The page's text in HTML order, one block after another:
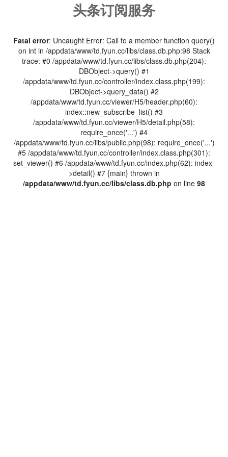
头条订阅服务
Fatal error: Uncaught Error: Call to a member function query()
on int in /appdata/www/td.fyun.cc/libs/class.db.php:98 Stack
trace: #0 /appdata/www/td.fyun.cc/libs/class.db.php(204):
DBObject->query() #1
/appdata/www/td.fyun.cc/controller/index.class.php(199):
DBObject->query_data() #2
/appdata/www/td.fyun.cc/viewer/H5/header.php(60):
index::new_subscribe_list() #3
/appdata/www/td.fyun.cc/viewer/H5/detail.php(58):
require_once('...') #4
/appdata/www/td.fyun.cc/libs/public.php(98): require_once('...')
#5 /appdata/www/td.fyun.cc/controller/index.class.php(301):
set_viewer() #6 /appdata/www/td.fyun.cc/index.php(62): index-
>detail() #7 {main} thrown in
/appdata/www/td.fyun.cc/libs/class.db.php on line 98